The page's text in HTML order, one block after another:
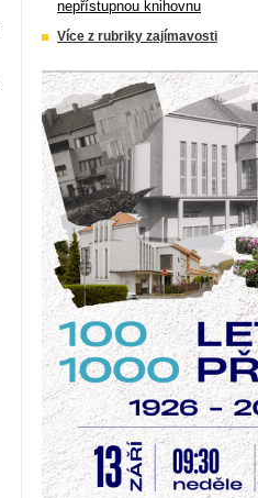
nepřístupnou knihovnu
Více z rubriky zajímavosti